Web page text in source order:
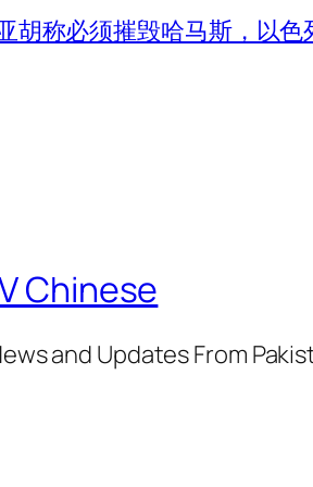
胡称必须摧毁哈马斯，以
Chinese
and Updates From